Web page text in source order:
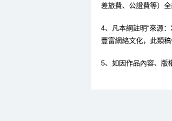
差旅費、公證費等）全
4、凡本網註明“來源
豐富網絡文化，此類
5、如因作品內容、版